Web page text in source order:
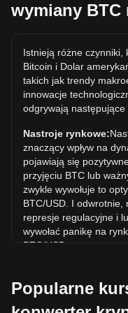
Jaka jest najwyższa
Czas pokaże, czy
rekord wszech czasów.
Jaki jest trend
W ciągu ostatnich 7 dni
3.06%. W ciągu
(BTC) wzrósł o
(USD).
wymiany BTC
Istnieją różne czynniki,
Bitcoin i Dolar
takich jak trendy
innowacje
odgrywają następujące
Nastroje rynkowe:
znaczący wpływ na
pojawiają się
przyjęciu BTC lub
zwykle wywołuje to
BTC/USD. I odwrotnie,
represje regulacyjne i
wywołać panikę na
BTC/USD.
dotyczące kryptowalut
akceptację, co z kolei
Popularne